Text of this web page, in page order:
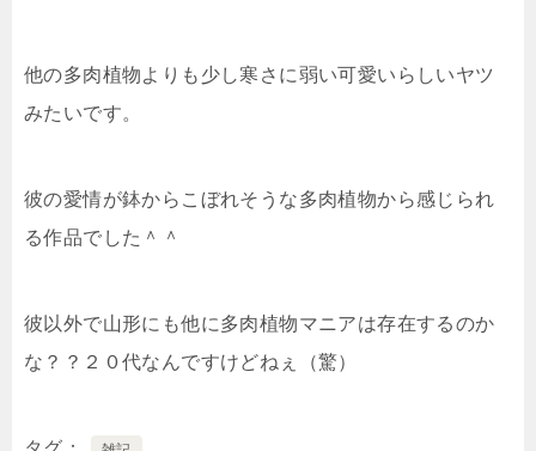
他の多肉植物よりも少し寒さに弱い可愛いらしいヤツ
みたいです。
彼の愛情が鉢からこぼれそうな多肉植物から感じられ
る作品でした＾＾
彼以外で山形にも他に多肉植物マニアは存在するのか
な？？２０代なんですけどねぇ（驚）